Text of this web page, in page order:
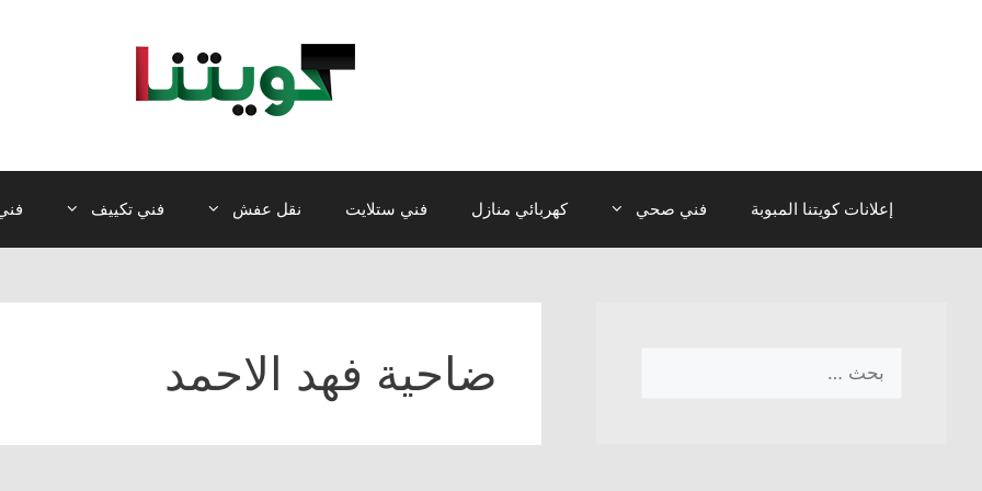
إعلانات كويتنا المبوبة فني صحي كهربائي منازل فني ستلايت نقل عفش فني تكييف
ضاحية فهد الاحمد
عن: